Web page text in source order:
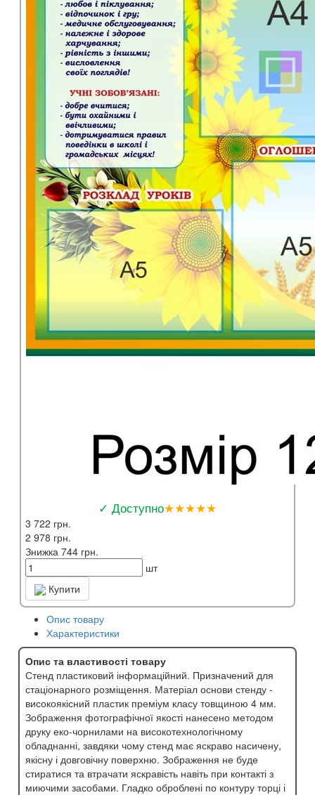
✓ Доступно★★★★★
3 722 грн.
2 978 грн.
Знижка 744 грн.
шт
Купити
Опис товару
Характеристики
Опис та властивості товару
Стенд пластиковий інформаційний. Призначений для
стаціонарного розміщення. Матеріал основи стенду -
високоякісний пластик преміум класу товщиною 4 мм.
Зображення фотографічної якості нанесено методом
друку еко-чорнилами на високотехнологічному
обладнанні, завдяки чому стенд має яскраво насичену,
якісну і довговічну поверхню. Зображення не буде
стиратися та втрачати яскравість навіть при контакті з
миючими засобами. Гладко оброблені по контуру торці і